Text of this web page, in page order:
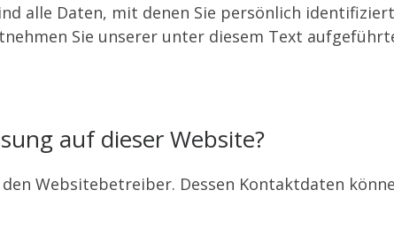
alle Daten, mit denen Sie persönlich
Sie unserer unter diesem Text
auf dieser Website?
Websitebetreiber. Dessen Kontaktdaten